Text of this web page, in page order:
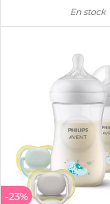
En stock
-23%